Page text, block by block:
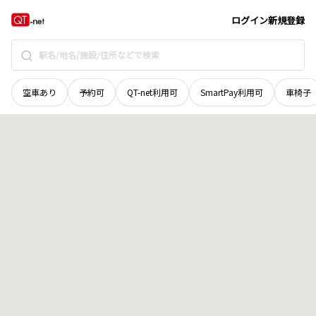
ログイン新規登録
空車あり 予約可 QT-net利用可 SmartPay利用可 車椅子
愛媛県